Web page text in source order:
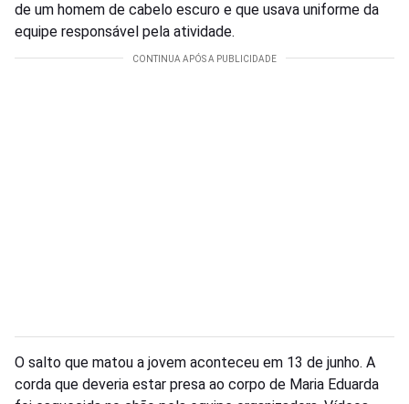
de um homem de cabelo escuro e que usava uniforme da
equipe responsável pela atividade.
O salto que matou a jovem aconteceu em 13 de junho. A
corda que deveria estar presa ao corpo de Maria Eduarda